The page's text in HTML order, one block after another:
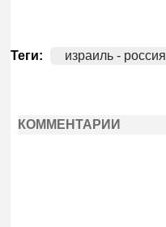
Теги: израиль - россия
КОММЕНТАРИИ